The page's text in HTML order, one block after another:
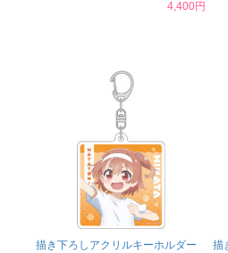
4,400円
描き下ろしアクリルキーホルダー
描